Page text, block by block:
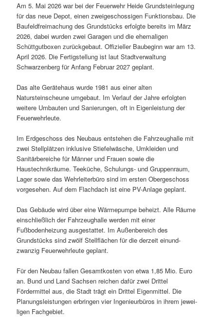
Am 5. Mai 2026 war bei der Feuerwehr Heide Grundsteinlegung
für das neue Depot, einen zwei­ge­schos­sigen Funktionsbau. Die
Baufeldfreimachung des Grundstücks erfolgte bereits im März
2026, dabei wurden zwei Garagen und die ehema­ligen
Schüttgutboxen zurück­ge­baut. Offizieller Baubeginn war am 13.
April 2026. Die Fertigstellung ist laut Stadtverwaltung
Schwarzenberg für Anfang Februar 2027 geplant.
Das alte Gerätehaus wurde 1981 aus einer alten
Natursteinscheune umge­baut. Im Verlauf der Jahre erfolgten
weitere Umbauten und Sanierungen, oft in Eigenleistung der
Feuerwehrleute.
Im Erdgeschoss des Neubaus entstehen die Fahrzeughalle mit
zwei Stellplätzen inklu­sive Stiefelwäsche, Umkleiden und
Sanitärbereiche für Männer und Frauen sowie die
Haustechnikräume. Teeküche, Schulungs- und Gruppenraum,
Lager sowie das Wehrleiterbüro sind im ersten Obergeschoss
vorge­sehen. Auf dem Flachdach ist eine PV-Anlage geplant.
Das Gebäude wird über eine Wärmepumpe beheizt. Alle Räume
einschließ­lich der Fahrzeughalle werden mit einer
Fußbodenheizung ausge­stattet. Im Außenbereich des
Grundstücks sind zwölf Stellflächen für die derzeit einund­
zwanzig Feuerwehrleute geplant.
Für den Neubau fallen Gesamtkosten von etwa 1,85 Mio. Euro
an. Bund und Land Sachsen reichen dafür zwei Drittel
Fördermittel aus, die Stadt trägt ein Drittel Eigenmittel. Die
Planungsleistungen erbringen vier Ingenieurbüros in ihrem jewei­
ligen Fachgebiet.